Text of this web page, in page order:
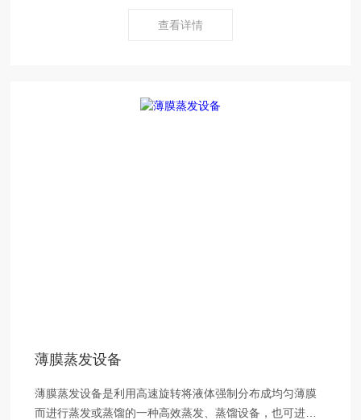
查看详情
薄膜蒸发设备
薄膜蒸发设备是利用高速旋转将液体强制分布成均匀薄膜
而进行蒸发或蒸馏的一种高效蒸发、蒸馏设备，也可进行